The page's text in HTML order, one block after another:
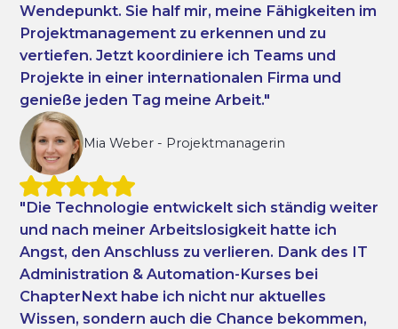
Wendepunkt. Sie half mir, meine Fähigkeiten im
Projektmanagement zu erkennen und zu
vertiefen. Jetzt koordiniere ich Teams und
Projekte in einer internationalen Firma und
genieße jeden Tag meine Arbeit."
Mia Weber- Projektmanagerin
"Die Technologie entwickelt sich ständig weiter
und nach meiner Arbeitslosigkeit hatte ich
Angst, den Anschluss zu verlieren. Dank des IT
Administration & Automation-Kurses bei
ChapterNext habe ich nicht nur aktuelles
Wissen, sondern auch die Chance bekommen,